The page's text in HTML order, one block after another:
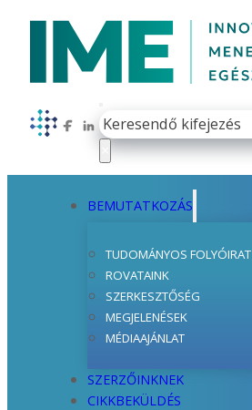
Follow us on Facebook
Follow us on LinkedIn
Keresés
BEMUTATKOZÁS
TUDOMÁNYOS FOLYÓIRAT
ROVATAINK
SZERKESZTŐSÉG
MEGJELENÉSEK
MÉDIAAJÁNLAT
SZERZŐINKNEK
CIKKBEKÜLDÉS